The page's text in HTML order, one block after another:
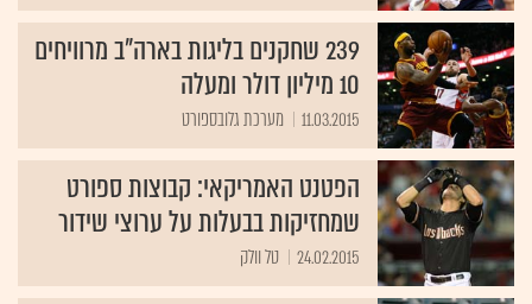
239 שחקנים בליגות בארה"ב מרוויחים
10 מיליון דולר ומעלה
11.03.2015 מערכת גלובספורט
הפטנט האמריקאי: קבוצות ספורט
שמחזיקות בבעלות על ערוצי שידור
24.02.2015 טל וולק